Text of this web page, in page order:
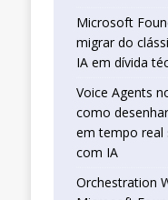
Microsoft
migrar do
IA em dívida
Voice Agents
como
em tempo real
com IA
Orchestration